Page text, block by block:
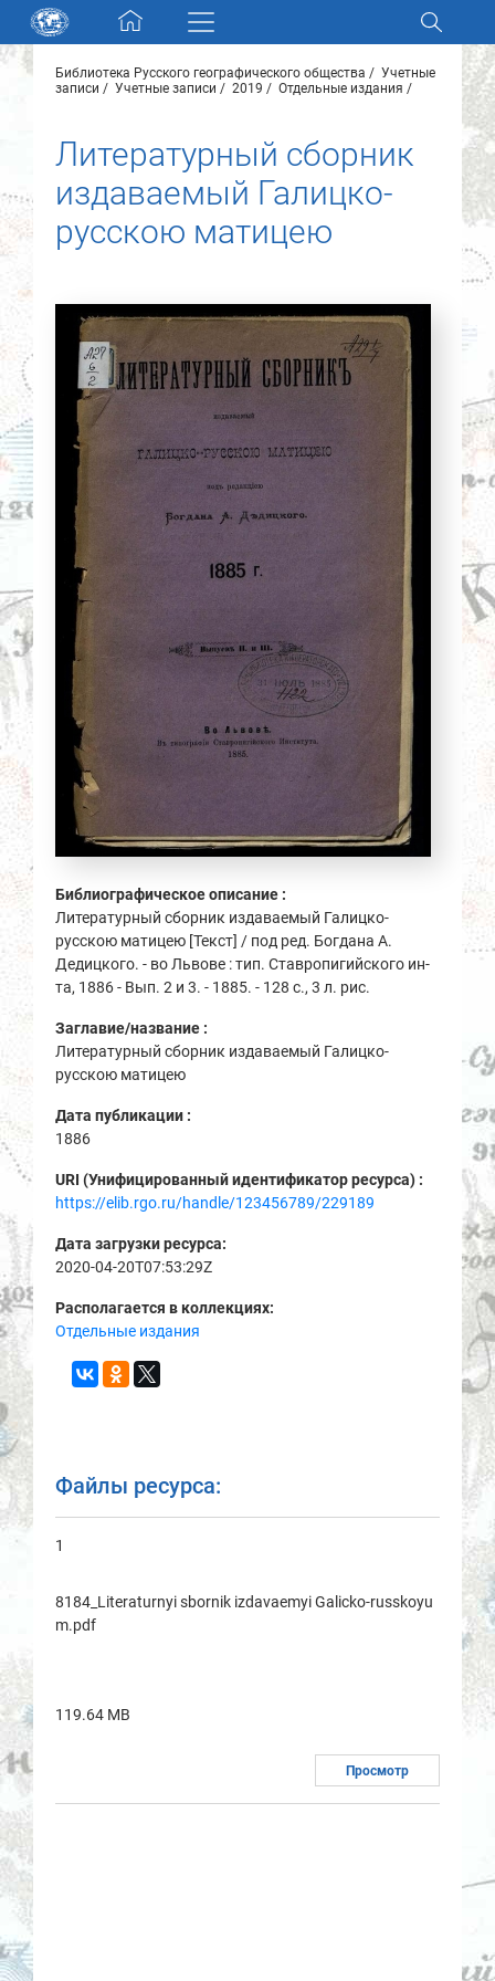
Skip navigation
Разделы и коллекции
Электронный каталог
Новости
О нас
Контакты
Партнеры
Библиотека Русского географического общества
Учетные
записи
Учетные записи 2019 Отдельные издания
Литературный сборник
издаваемый Галицко-
русскою матицею
Библиографическое описание :
Литературный сборник издаваемый Галицко-
русскою матицею [Текст] / под ред. Богдана А.
Дедицкого. - во Львове : тип. Ставропигийского ин-
та, 1886 - Вып. 2 и 3. - 1885. - 128 с., 3 л. рис.
Заглавие/название :
Литературный сборник издаваемый Галицко-
русскою матицею
Дата публикации :
1886
URI (Унифицированный идентификатор ресурса) :
https://elib.rgo.ru/handle/123456789/229189
Дата загрузки ресурса:
2020-04-20T07:53:29Z
Располагается в коллекциях:
Отдельные издания
Файлы ресурса:
1
8184_Literaturnyi sbornik izdavaemyi Galicko-russkoyu
m.pdf
119.64 MB
Просмотр